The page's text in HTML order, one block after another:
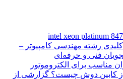
رشته مهندسی کامپیوتر –
فنی و حرفه‌ای
مناسب برای الکتروموتور
از کابین دوش چیست؟ گزارشی از